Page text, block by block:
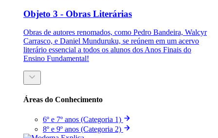
Objeto 3 - Obras Literárias
Obras de autores renomados, como Pedro Bandeira, Walcyr
Carrasco, e Daniel Munduruku, se reúnem em um acervo
literário essencial a todos os alunos dos Anos Finais do
Ensino Fundamental!
Áreas do Conhecimento
6º e 7º anos (Categoria 1)
8º e 9º anos (Categoria 2)